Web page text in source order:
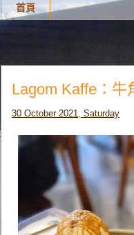
首頁
Lagom Kaffe：牛
30 October 2021, Saturday